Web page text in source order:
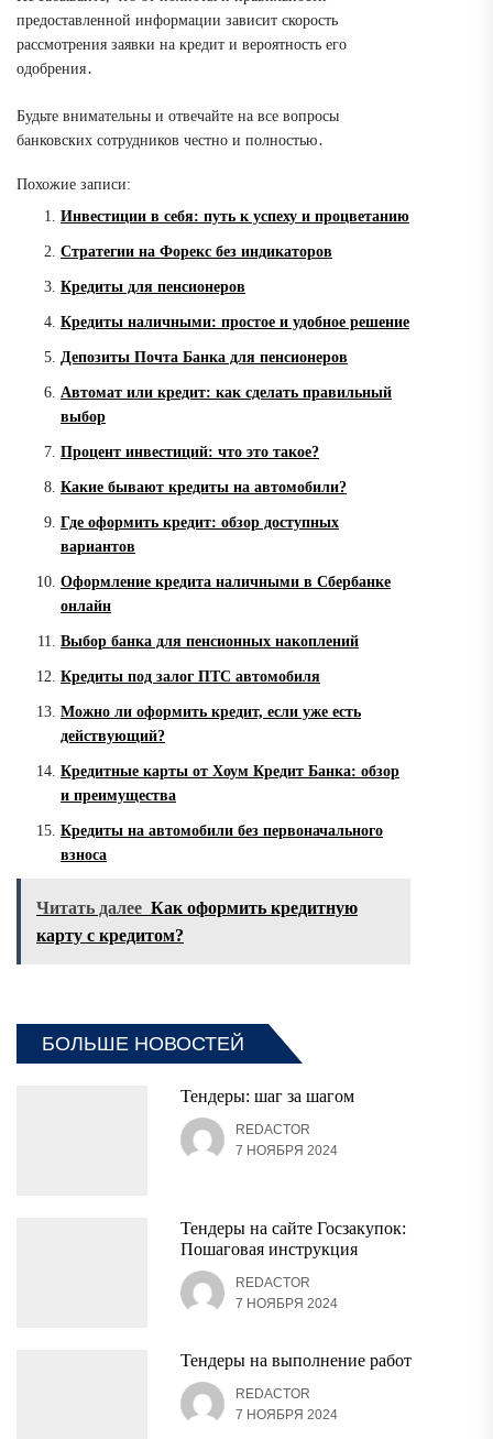
предоставленной информации зависит скорость
рассмотрения заявки на кредит и вероятность его
одобрения․
Будьте внимательны и отвечайте на все вопросы
банковских сотрудников честно и полностью․
Похожие записи:
Инвестиции в себя: путь к успеху и процветанию
Стратегии на Форекс без индикаторов
Кредиты для пенсионеров
Кредиты наличными: простое и удобное решение
Депозиты Почта Банка для пенсионеров
Автомат или кредит: как сделать правильный
выбор
Процент инвестиций: что это такое?
Какие бывают кредиты на автомобили?
Где оформить кредит: обзор доступных
вариантов
Оформление кредита наличными в Сбербанке
онлайн
Выбор банка для пенсионных накоплений
Кредиты под залог ПТС автомобиля
Можно ли оформить кредит, если уже есть
действующий?
Кредитные карты от Хоум Кредит Банка: обзор
и преимущества
Кредиты на автомобили без первоначального
взноса
Читать далее Как оформить кредитную
карту с кредитом?
БОЛЬШЕ НОВОСТЕЙ
Тендеры: шаг за шагом
REDACTOR
7 НОЯБРЯ 2024
Тендеры на сайте Госзакупок:
Пошаговая инструкция
REDACTOR
7 НОЯБРЯ 2024
Тендеры на выполнение работ
REDACTOR
7 НОЯБРЯ 2024